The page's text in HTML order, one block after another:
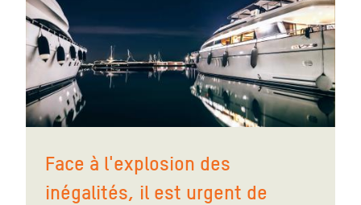
Face à l'explosion des
inégalités, il est urgent de